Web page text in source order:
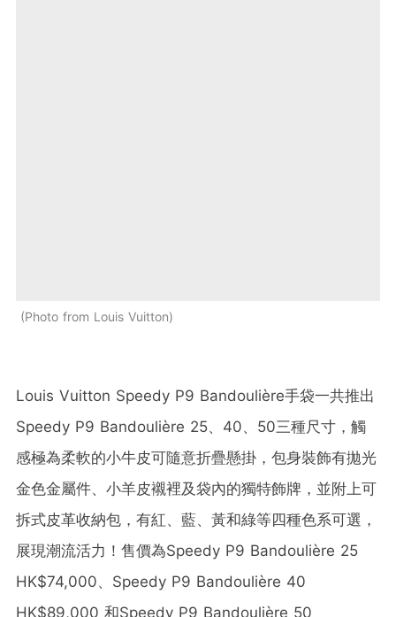
Photo from Louis Vuitton
Louis Vuitton Speedy P9 Bandoulière手袋一共推出
Speedy P9 Bandoulière 25、40、50三種尺寸，觸
感極為柔軟的小牛皮可隨意折疊懸掛，包身裝飾有拋光
金色金屬件、小羊皮襯裡及袋內的獨特飾牌，並附上可
拆式皮革收納包，有紅、藍、黃和綠等四種色系可選，
展現潮流活力！售價為Speedy P9 Bandoulière 25
HK$74,000、Speedy P9 Bandoulière 40
HK$89,000 和Speedy P9 Bandoulière 50